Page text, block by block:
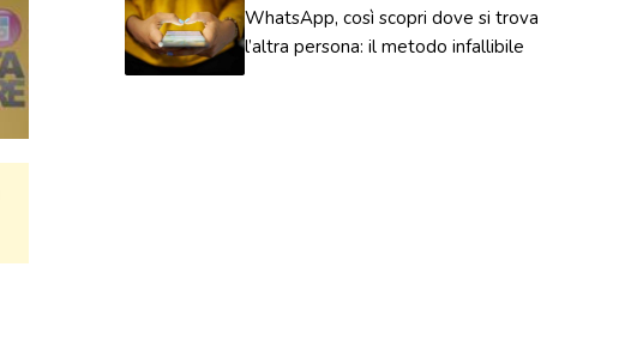
WhatsApp, così scopri dove si trova
l’altra persona: il metodo infallibile